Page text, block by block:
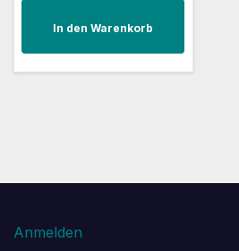
In den Warenkorb
Anmelden